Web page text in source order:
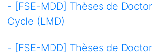
- [FSE-MDD] Thèses de
Cycle (LMD)
- [FSE-MDD] Thèses de